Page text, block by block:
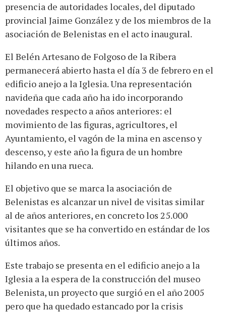
presencia de autoridades locales, del diputado
provincial Jaime González y de los miembros de la
asociación de Belenistas en el acto inaugural.
El Belén Artesano de Folgoso de la Ribera
permanecerá abierto hasta el día 3 de febrero en el
edificio anejo a la Iglesia. Una representación
navideña que cada año ha ido incorporando
novedades respecto a años anteriores: el
movimiento de las figuras, agricultores, el
Ayuntamiento, el vagón de la mina en ascenso y
descenso, y este año la figura de un hombre
hilando en una rueca.
El objetivo que se marca la asociación de
Belenistas es alcanzar un nivel de visitas similar
al de años anteriores, en concreto los 25.000
visitantes que se ha convertido en estándar de los
últimos años.
Este trabajo se presenta en el edificio anejo a la
Iglesia a la espera de la construcción del museo
Belenista, un proyecto que surgió en el año 2005
pero que ha quedado estancado por la crisis